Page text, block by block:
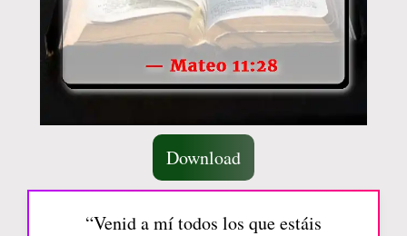
Download
“Venid a mí todos los que estáis